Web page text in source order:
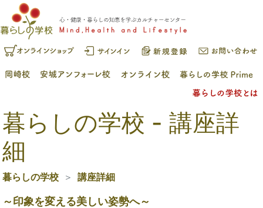
暮らしの学校 - 講座詳
細
暮らしの学校 講座詳細
～印象を変える美しい姿勢へ～